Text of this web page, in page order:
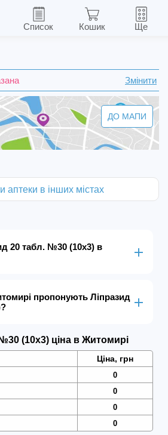
табл. №30 (10х3)
Змінити
ДО МАПИ
аптеки в інших містах
20 табл. №30 (10х3) в
пропонують Ліпразид
(10х3) ціна в Житомирі
Ціна, грн
0
0
0
0
Список Кошик Ще